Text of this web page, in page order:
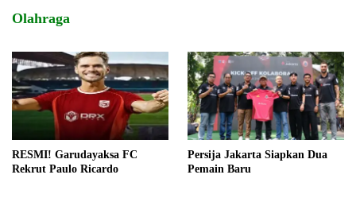
Olahraga
RESMI! Garudayaksa FC
Rekrut Paulo Ricardo
Persija Jakarta Siapkan Dua
Pemain Baru